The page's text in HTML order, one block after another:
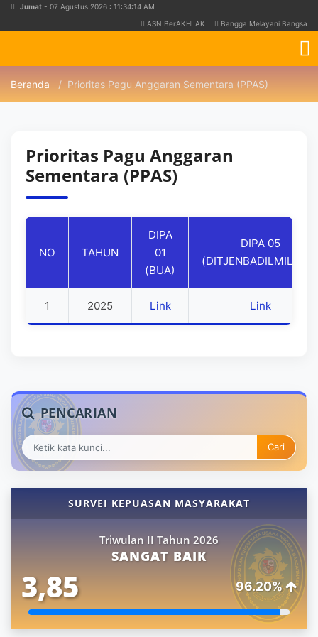
Jumat - 07 Agustus 2026 : 11:34:14 AM
ASN BerAKHLAK
Bangga Melayani Bangsa
Beranda Prioritas Pagu Anggaran Sementara (PPAS)
Prioritas Pagu Anggaran
Sementara (PPAS)
NO TAHUN
DIPA
01
(BUA)
DIPA 05
1 2025 Link Link
PENCARIAN
Cari
SURVEI KEPUASAN MASYARAKAT
Triwulan II Tahun 2026
SANGAT BAIK
3,85 96.20%